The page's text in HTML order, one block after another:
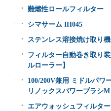
難燃性ロールフィルター
シマサーム IH045
ステンレス溶接焼け取り
フィルター自動巻き取り
ルローラー】
100/200V兼用 ミドルパワ
リノックスパワーブラシM
エアウォッシュフィルタ